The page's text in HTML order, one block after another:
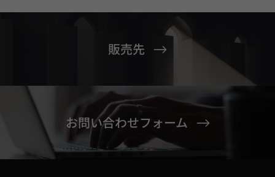
販売先
お問い合わせフォーム